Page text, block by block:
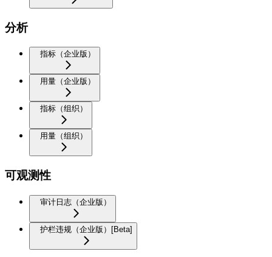
分析
指标（企业版）
用量（企业版）
指标（组织）
用量（组织）
可观测性
审计日志（企业版）
护栏违规（企业版）[Beta]